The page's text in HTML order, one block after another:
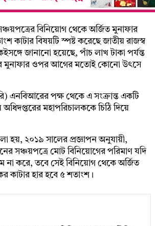
বিনিয়োগ থেকে অর্জিত মুনাফার
কাটার বিষয়টি স্পষ্ট করেছে জাতীয় রাজস্ব
জানানো হয়েছে, পাঁচ লাখ টাকা পর্যন্ত
মুনাফার ওপর আগের মতোই কোনো উৎসে
এনবিআরের পক্ষ থেকে এ সংক্রান্ত একটি
অধিদপ্তরের মহাপরিচালককে চিঠি দিয়ে
হয়, ২০১৯ সালের প্রজ্ঞাপন অনুযায়ী,
সঞ্চয়পত্রে মোট বিনিয়োগের পরিমাণ যদি
না করে, তবে সেই বিনিয়োগ থেকে অর্জিত
কাটার হার হবে ৫ শতাংশ।